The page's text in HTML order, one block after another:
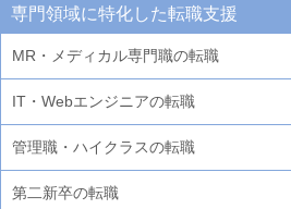
専門領域に特化した転職支援
MR・メディカル専門職の転職
IT・Webエンジニアの転職
管理職・ハイクラスの転職
第二新卒の転職